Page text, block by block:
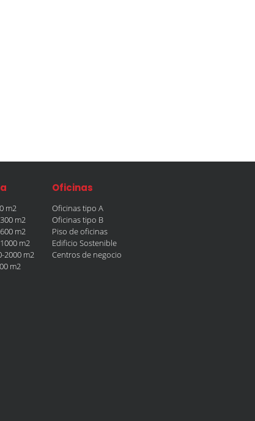
m2
m2
m2
m2
2000 m2
m2
Oficinas
Oficinas tipo A
Oficinas tipo B
Piso de oficinas
Edificio Sostenible
Centros de negocio